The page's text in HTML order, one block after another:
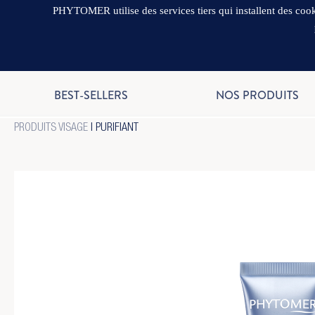
BEST-SELLERS NOS PRODUITS
PRODUITS VISAGE | PURIFIANT
PHYTOMER utilise des services tiers qui installent des